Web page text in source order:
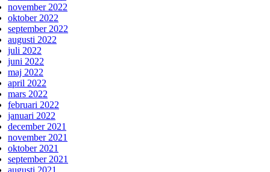
november 2022
oktober 2022
september 2022
augusti 2022
juli 2022
juni 2022
maj 2022
april 2022
mars 2022
februari 2022
januari 2022
december 2021
november 2021
oktober 2021
september 2021
augusti 2021